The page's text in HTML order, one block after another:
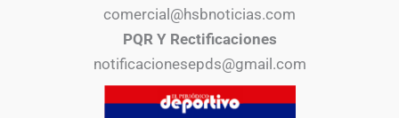
comercial@hsbnoticias.com
PQR Y Rectificaciones
notificacionesepds@gmail.com